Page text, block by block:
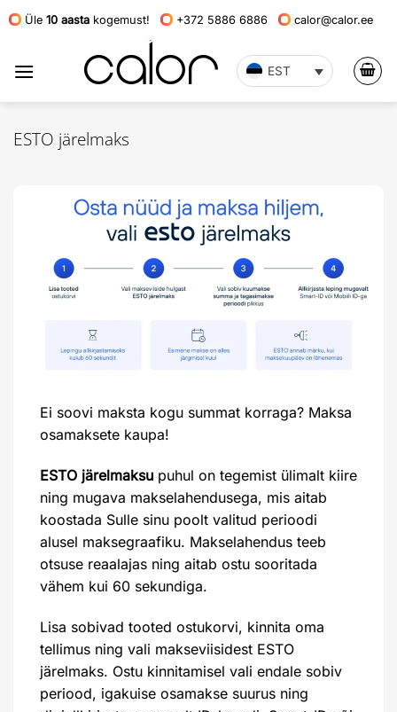
Skip
Üle 10 aastakogemust! +372 5886 6886 calor@calor.ee
EST
ESTO järelmaks
Ei soovi maksta kogu summat korraga? Maksa
osamaksete kaupa!
ESTO järelmaksu puhul on tegemist ülimalt kiire
ning mugava makselahendusega, mis aitab
koostada Sulle sinu poolt valitud perioodi
alusel maksegraafiku. Makselahendus teeb
otsuse reaalajas ning aitab ostu sooritada
vähem kui 60 sekundiga.
Lisa sobivad tooted ostukorvi, kinnita oma
tellimus ning vali makseviisidest ESTO
järelmaks. Ostu kinnitamisel vali endale sobiv
periood, igakuise osamakse suurus ning